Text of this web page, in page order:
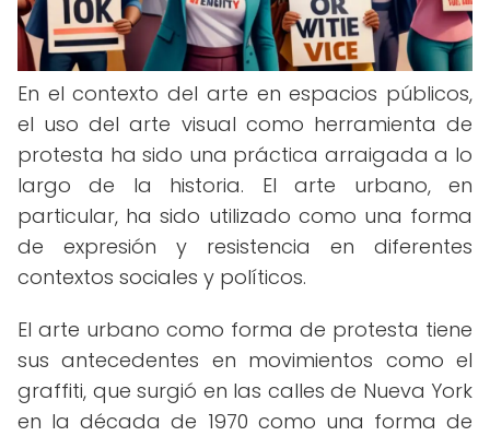
En el contexto del arte en espacios públicos,
el uso del arte visual como herramienta de
protesta ha sido una práctica arraigada a lo
largo de la historia. El arte urbano, en
particular, ha sido utilizado como una forma
de expresión y resistencia en diferentes
contextos sociales y políticos.
El arte urbano como forma de protesta tiene
sus antecedentes en movimientos como el
graffiti, que surgió en las calles de Nueva York
en la década de 1970 como una forma de